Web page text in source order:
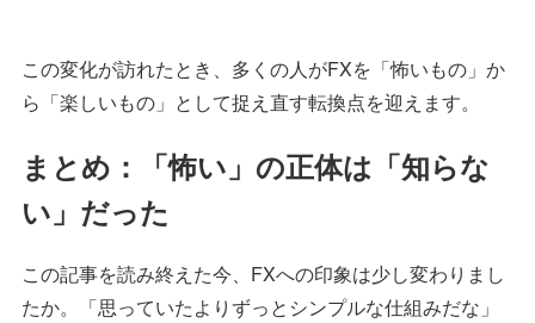
この変化が訪れたとき、多くの人がFXを「怖いもの」か
ら「楽しいもの」として捉え直す転換点を迎えます。
まとめ：「怖い」の正体は「知らな
い」だった
この記事を読み終えた今、FXへの印象は少し変わりまし
たか。「思っていたよりずっとシンプルな仕組みだな」